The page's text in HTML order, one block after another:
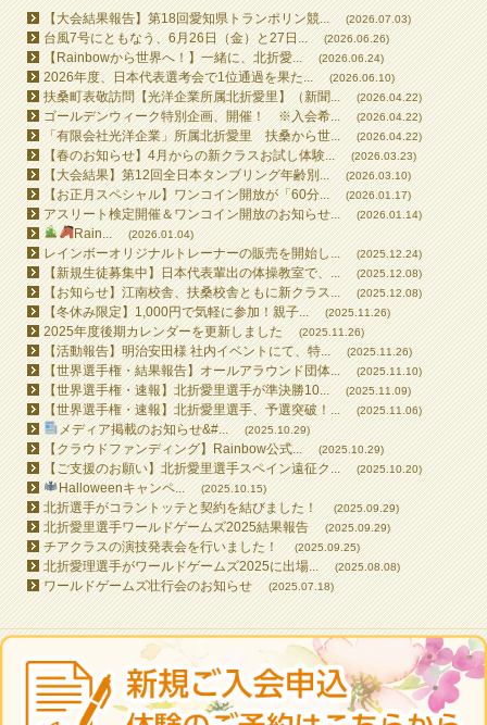
【大会結果報告】第18回愛知県トランポリン競... (2026.07.03)
台風7号にともなう、6月26日（金）と27日... (2026.06.26)
【Rainbowから世界へ！】一緒に、北折愛... (2026.06.24)
2026年度、日本代表選考会で1位通過を果た... (2026.06.10)
扶桑町表敬訪問【光洋企業所属北折愛里】（新聞... (2026.04.22)
ゴールデンウィーク特別企画、開催！ ※入会希... (2026.04.22)
「有限会社光洋企業」所属北折愛里 扶桑から世... (2026.04.22)
【春のお知らせ】4月からの新クラスお試し体験... (2026.03.23)
【大会結果】第12回全日本タンブリング年齢別... (2026.03.10)
【お正月スペシャル】ワンコイン開放が「60分... (2026.01.17)
アスリート検定開催＆ワンコイン開放のお知らせ... (2026.01.14)
Rain... (2026.01.04)
レインボーオリジナルトレーナーの販売を開始し... (2025.12.24)
【新規生徒募集中】日本代表輩出の体操教室で、... (2025.12.08)
【お知らせ】江南校舎、扶桑校舎ともに新クラス... (2025.12.08)
【冬休み限定】1,000円で気軽に参加！親子... (2025.11.26)
2025年度後期カレンダーを更新しました (2025.11.26)
【活動報告】明治安田様 社内イベントにて、特... (2025.11.26)
【世界選手権・結果報告】オールアラウンド団体... (2025.11.10)
【世界選手権・速報】北折愛里選手が準決勝10... (2025.11.09)
【世界選手権・速報】北折愛里選手、予選突破！... (2025.11.06)
メディア掲載のお知らせ&#... (2025.10.29)
【クラウドファンディング】Rainbow公式... (2025.10.29)
【ご支援のお願い】北折愛里選手スペイン遠征ク... (2025.10.20)
Halloweenキャンペ... (2025.10.15)
北折選手がコラントッテと契約を結びました！ (2025.09.29)
北折愛里選手ワールドゲームズ2025結果報告 (2025.09.29)
チアクラスの演技発表会を行いました！ (2025.09.25)
北折愛理選手がワールドゲームズ2025に出場... (2025.08.08)
ワールドゲームズ壮行会のお知らせ (2025.07.18)
All contents © 2026 RAINBOW GYMNASTICS SCHOOL All Rights Reserved.